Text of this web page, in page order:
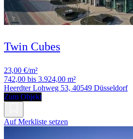
Twin Cubes
23,00 €/m²
742,00 bis 3.924,00 m²
Heerdter Lohweg 53, 40549 Düsseldorf
Zum Objekt
Auf Merkliste setzen